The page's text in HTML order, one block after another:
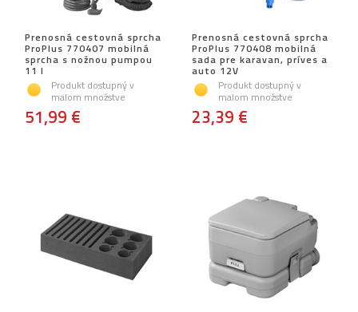
Prenosná cestovná sprcha
ProPlus 770407 mobilná
sprcha s nožnou pumpou
11 l
Produkt dostupný v
malom množstve
51,99 €
Prenosná cestovná sprcha
ProPlus 770408 mobilná
sada pre karavan, príves a
auto 12V
Produkt dostupný v
malom množstve
23,39 €